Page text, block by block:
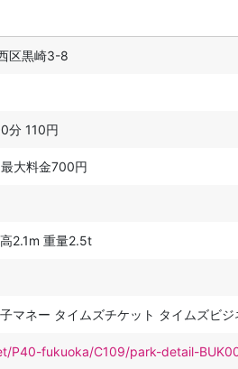
区黒崎3-8
分 110円
大料金700円
2.1m 重量2.5t
マネー タイムズチケット タイムズビジ
P40-fukuoka/C109/park-detail-